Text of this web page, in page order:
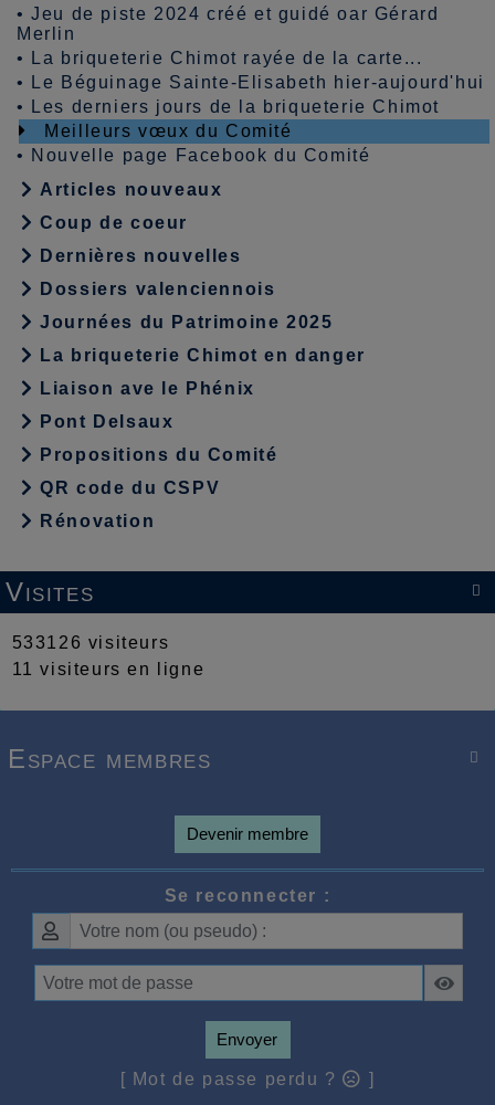
•Jeu de piste 2024 créé et guidé oar Gérard
Merlin
•
La briqueterie Chimot rayée de la carte...
•
Le Béguinage Sainte-Elisabeth hier-aujourd'hui
•
Les derniers jours de la briqueterie Chimot
Meilleurs vœux du Comité
• Nouvelle page Facebook du Comité
Articles nouveaux
Coup de coeur
Dernières nouvelles
Dossiers valenciennois
Journées du Patrimoine 2025
La briqueterie Chimot en danger
Liaison ave le Phénix
Pont Delsaux
Propositions du Comité
QR code du CSPV
Rénovation

Visites
533126 visiteurs
11 visiteurs en ligne

Espace membres
Devenir membre
Se reconnecter :
Envoyer
[ Mot de passe perdu ? ]